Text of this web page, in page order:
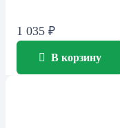
1 035 ₽
В корзину